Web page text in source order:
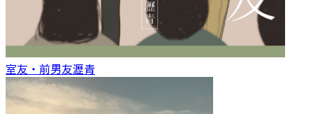
室友‧前男友瀝青